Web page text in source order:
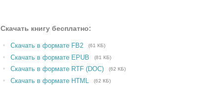
Скачать книгу бесплатно:
Скачать в формате FB2 (61 КБ)
Скачать в формате EPUB (81 КБ)
Скачать в формате RTF (DOC) (62 КБ)
Скачать в формате HTML (62 КБ)